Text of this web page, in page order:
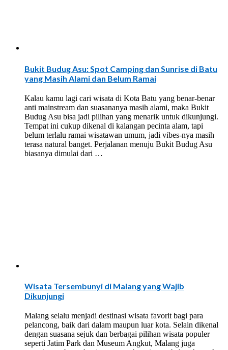
Bukit Budug Asu: Spot Camping dan Sunrise di Batu
yang Masih Alami dan Belum Ramai
Kalau kamu lagi cari wisata di Kota Batu yang benar-benar
anti mainstream dan suasananya masih alami, maka Bukit
Budug Asu bisa jadi pilihan yang menarik untuk dikunjungi.
Tempat ini cukup dikenal di kalangan pecinta alam, tapi
belum terlalu ramai wisatawan umum, jadi vibes-nya masih
terasa natural banget. Perjalanan menuju Bukit Budug Asu
biasanya dimulai dari …
Wisata Tersembunyi di Malang yang Wajib
Dikunjungi
Malang selalu menjadi destinasi wisata favorit bagi para
pelancong, baik dari dalam maupun luar kota. Selain dikenal
dengan suasana sejuk dan berbagai pilihan wisata populer
seperti Jatim Park dan Museum Angkut, Malang juga